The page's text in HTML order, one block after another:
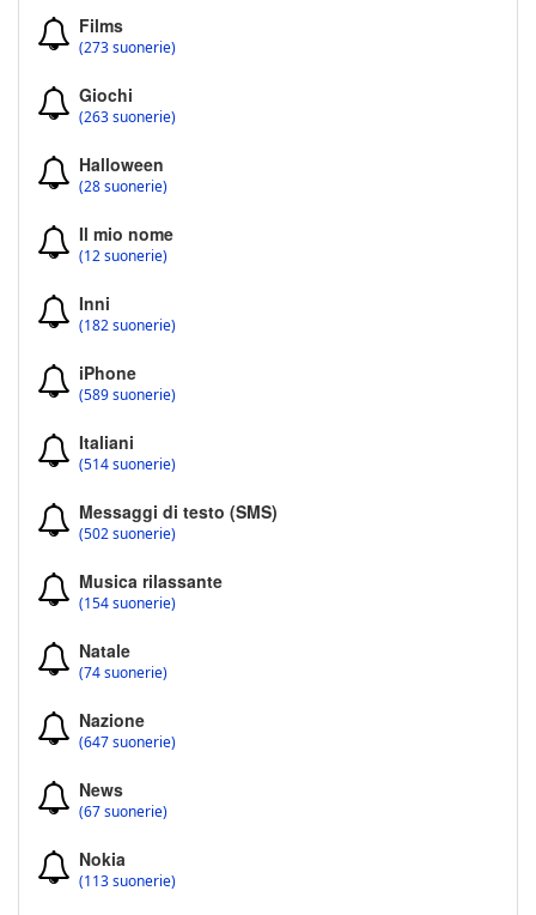
Films
(273 suonerie)
Giochi
(263 suonerie)
Halloween
(28 suonerie)
Il mio nome
(12 suonerie)
Inni
(182 suonerie)
iPhone
(589 suonerie)
Italiani
(514 suonerie)
Messaggi di testo (SMS)
(502 suonerie)
Musica rilassante
(154 suonerie)
Natale
(74 suonerie)
Nazione
(647 suonerie)
News
(67 suonerie)
Nokia
(113 suonerie)